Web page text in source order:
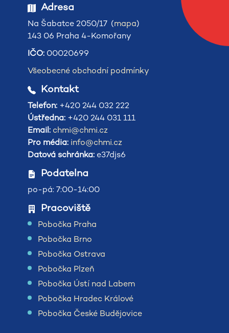
Adresa
Na Šabatce 2050/17 (mapa)
143 06 Praha 4-Komořany
IČO: 00020699
Všeobecné obchodní podmínky
Kontakt
Telefon: +420 244 032 222
Ústředna: +420 244 031 111
Email: chmi@chmi.cz
Pro média: info@chmi.cz
Datová schránka: e37djs6
Podatelna
po-pá: 7:00-14:00
Pracoviště
Pobočka Praha
Pobočka Brno
Pobočka Ostrava
Pobočka Plzeň
Pobočka Ústí nad Labem
Pobočka Hradec Králové
Pobočka České Budějovice